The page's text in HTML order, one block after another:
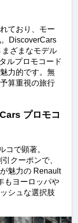
ており、モー
DiscoverCars
ざまなモデル
ルプロモコード
力的です。無
算重視の旅行
プロモコ
コで顕著。
クーポンで、
魅力の Renault
もヨーロッパや
シュな選択肢